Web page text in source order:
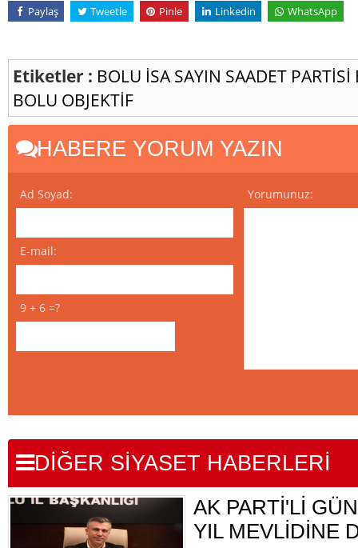
Paylaş Tweetle Pinle Linkedin WhatsApp
Etiketler : BOLU İSA SAYIN SAADET
BOLU OBJEKTİF
HABERE YORUM YAZIN
Ad Soyad:
E-mail:
9 + 6 =?
Yorumunuz:
DİĞER SİYASET HABERLERİ
AK PARTİ'Lİ
YIL MEVLİDİNE